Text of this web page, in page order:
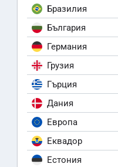
Бразилия
България
Германия
Грузия
Гърция
Дания
Европа
Еквадор
Естония